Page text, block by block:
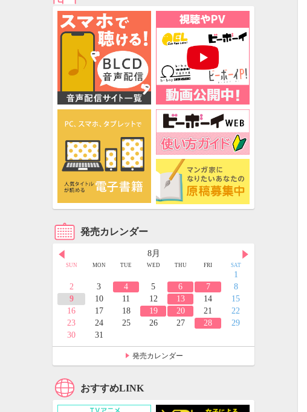
発売カレンダー
8月
SUN MON TUE WED THU FRI SAT
1
2
3 4 5 6 7
8
9
10 11 12 13 14
15
16
17 18 19 20 21
22
23
24 25 26 27 28
29
30
31
発売カレンダー
おすすめLINK